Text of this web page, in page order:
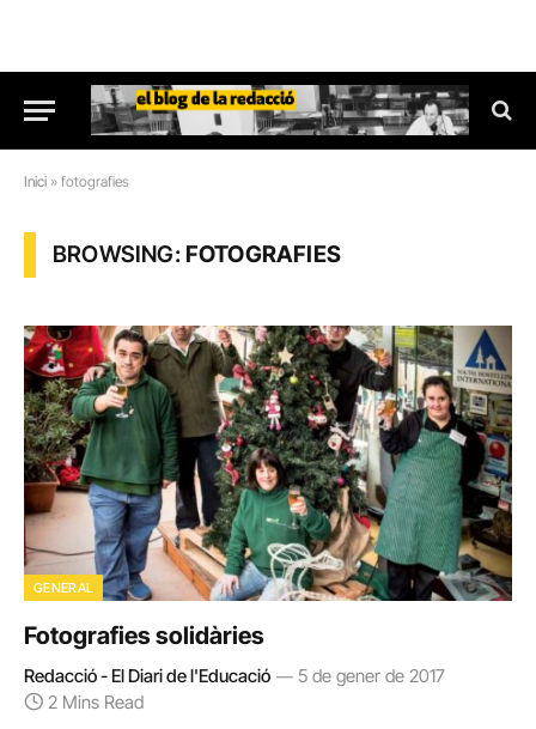
Inici » fotografies
BROWSING:FOTOGRAFIES
GENERAL
Fotografies solidàries
Redacció - El Diari de l'Educació
5 de gener de 2017
2 Mins Read